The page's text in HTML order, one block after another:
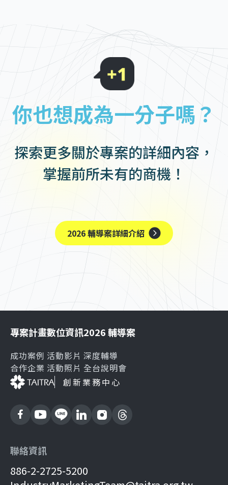
你也想成為一分子嗎？
探索更多關於專案的詳細內容，
掌握前所未有的商機！
2026 輔導案詳細介紹
專案計畫
成功案例
合作企業
數位資訊
活動影片
活動照片
2026 輔導案
深度輔導
全台說明會
創新業務中心
聯絡資訊
886-2-2725-5200